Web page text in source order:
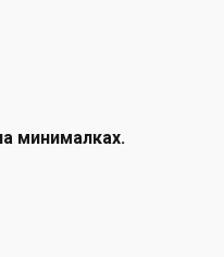
минималках.